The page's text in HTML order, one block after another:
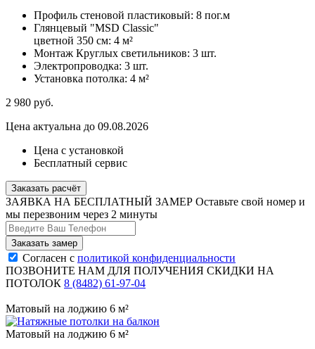
Профиль стеновой пластиковый: 8 пог.м
Глянцевый "MSD Classic"
цветной 350 см: 4 м²
Монтаж Круглых светильников: 3 шт.
Электропроводка: 3 шт.
Установка потолка: 4 м²
2 980 руб.
Цена актуальна до 09.08.2026
Цена с установкой
Бесплатный сервис
Заказать расчёт
ЗАЯВКА НА БЕСПЛАТНЫЙ ЗАМЕР Оставьте свой номер и
мы перезвоним через 2 минуты
Согласен с политикой конфиденциальности
ПОЗВОНИТЕ НАМ ДЛЯ ПОЛУЧЕНИЯ СКИДКИ НА
ПОТОЛОК 8 (8482) 61-97-04
Матовый на лоджию 6 м²
Матовый на лоджию 6 м²